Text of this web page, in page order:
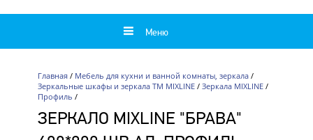
Меню
Главная/ Мебель для кухни и ванной комнаты, зеркала/
Зеркальные шкафы и зеркала ТМ MIXLINE/ Зеркала MIXLINE/
Профиль /
ЗЕРКАЛО MIXLINE "БРАВА"